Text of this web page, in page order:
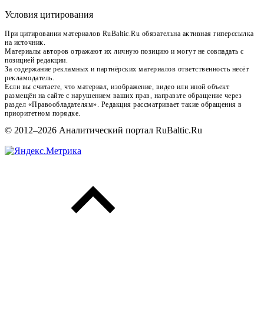
Условия цитирования
При цитировании материалов RuBaltic.Ru обязательна активная гиперссылка
на источник.
Материалы авторов отражают их личную позицию и могут не совпадать с
позицией редакции.
За содержание рекламных и партнёрских материалов ответственность несёт
рекламодатель.
Если вы считаете, что материал, изображение, видео или иной объект
размещён на сайте с нарушением ваших прав, направьте обращение через
раздел «Правообладателям». Редакция рассматривает такие обращения в
приоритетном порядке.
© 2012–2026 Аналитический портал RuBaltic.Ru